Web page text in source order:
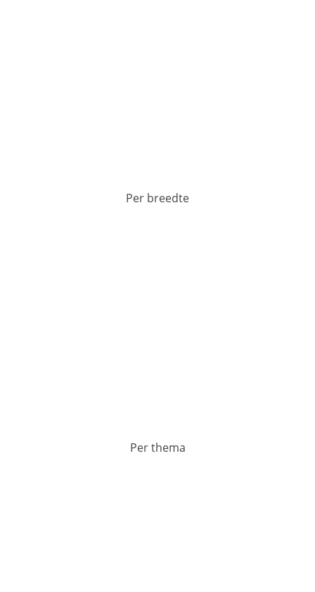
Per breedte
Per thema